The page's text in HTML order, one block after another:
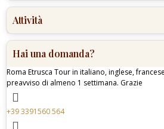
Attività
Hai una domanda?
Roma Etrusca Tour in italiano, inglese,
preavviso di almeno 1 settimana. Grazie
+39 3391560 564